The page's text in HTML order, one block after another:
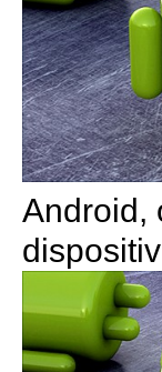
Android,